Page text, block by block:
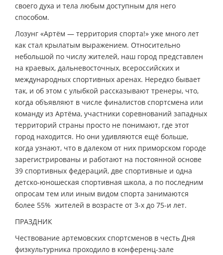
своего духа и тела любым доступным для него
способом.
Лозунг «Артём — территория спорта!» уже много лет
как стал крылатым выражением. Относительно
небольшой по числу жителей, наш город представлен
на краевых, дальневосточных, всероссийских и
международных спортивных аренах. Нередко бывает
так, и об этом с улыбкой рассказывают тренеры, что,
когда объявляют в числе финалистов спортсмена или
команду из Артёма, участники соревнований западных
территорий страны просто не понимают, где этот
город находится. Но они удивляются ещё больше,
когда узнают, что в далеком от них приморском городе
зарегистрированы и работают на постоянной основе
39 спортивных федераций, две спортивные и одна
детско-юношеская спортивная школа, а по последним
опросам тем или иным видом спорта занимаются
более 55% жителей в возрасте от 3-х до 75-и лет.
ПРАЗДНИК
Чествование артемовских спортсменов в честь Дня
физкультурника проходило в конференц-зале